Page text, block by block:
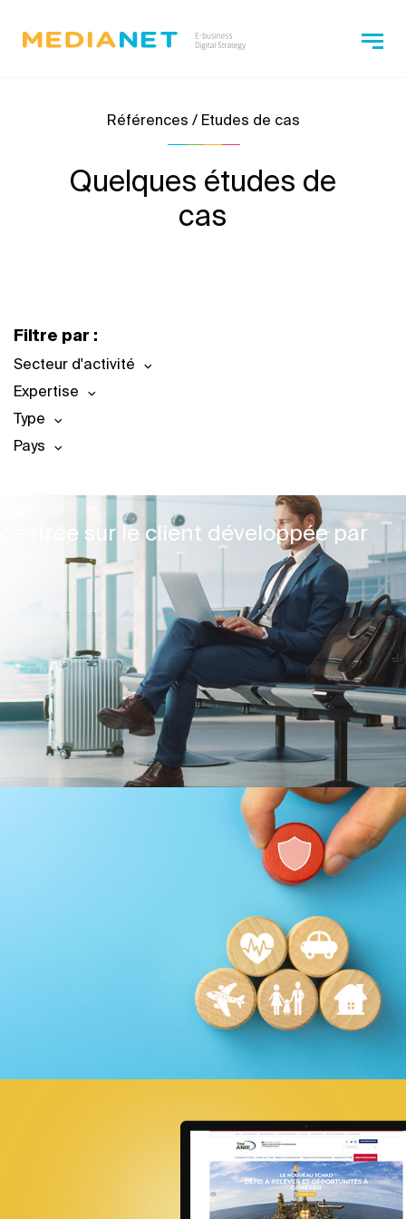
Références / Etudes de cas
Quelques études de
cas
Filtre par :
Secteur d'activité
Expertise
Type
Pays
sur le client développée par